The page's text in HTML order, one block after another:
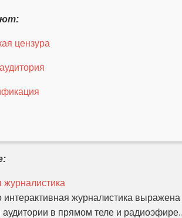
цензура
журналистика
журналистика
аудитории в прямом теле и